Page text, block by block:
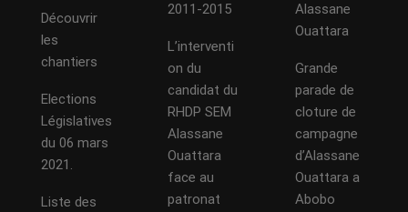
Découvrir
les
chantiers
Elections
Législatives
du 06 mars
2021.
Liste des
2011-2015
L’interventi
on du
candidat du
RHDP SEM
Alassane
Ouattara
face au
patronat
Alassane
Ouattara
Grande
parade de
cloture de
campagne
d’Alassane
Ouattara a
Abobo